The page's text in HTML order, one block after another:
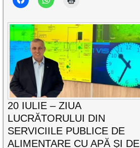
20 IULIE – ZIUA
LUCRĂTORULUI DIN
SERVICIILE PUBLICE DE
ALIMENTARE CU APĂ ȘI DE